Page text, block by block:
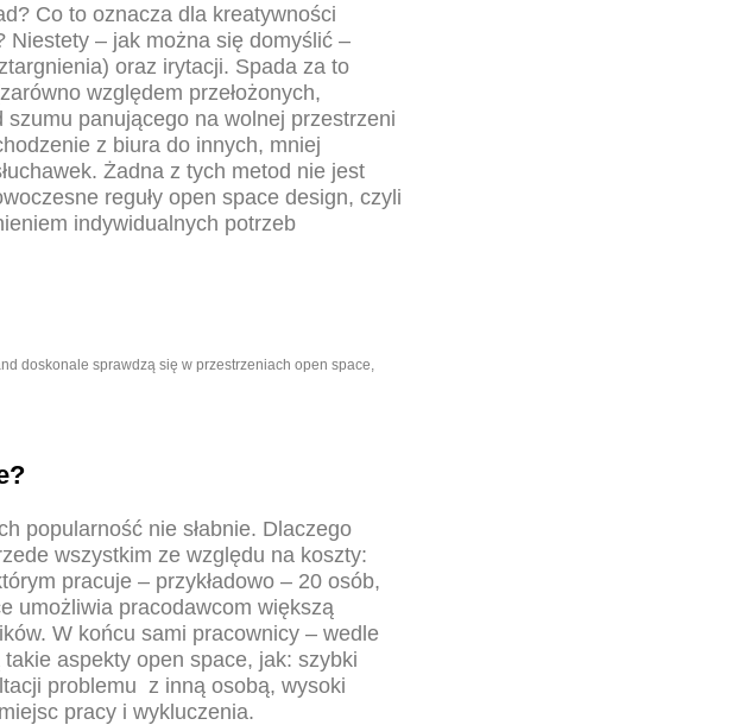
Co to oznacza dla kreatywności
Niestety – jak można się domyślić –
oraz irytacji. Spada za to
względem przełożonych,
panującego na wolnej przestrzeni
z biura do innych, mniej
Żadna z tych metod nie jest
reguły open space design, czyli
indywidualnych potrzeb
doskonale sprawdzą się w przestrzeniach open space,
popularność nie słabnie. Dlaczego
wszystkim ze względu na koszty:
pracuje – przykładowo – 20 osób,
umożliwia pracodawcom większą
W końcu sami pracownicy – wedle
aspekty open space, jak: szybki
problemu z inną osobą, wysoki
pracy i wykluczenia.